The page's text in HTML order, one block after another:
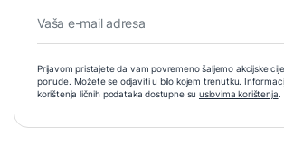
Prijavom pristajete da vam povremeno šaljemo akcijske
ponude. Možete se odjaviti u bilo kojem trenutku.
korištenja ličnih podataka dostupne su uslovima korištenja.